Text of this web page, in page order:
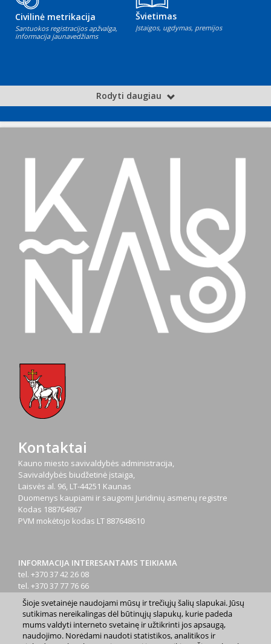
Civilinė metrikacija
Santuokos registracijos apžvalga,
informacija jaunavedžiams
Švietimas
Įstaigos, ugdymas, premijos
Rodyti daugiau
Kontaktai
Kauno miesto savivaldybės administracija,
Savivaldybės biudžetinė įstaiga,
Laisvės al. 96, LT-44251 Kaunas
Duomenys kaupiami ir saugomi Juridinių asmenų registre
Kodas 188764867
PVM mokėtojo kodas LT 887648610
INFORMACIJA INTERESANTAMS TEIKIAMA
tel. +370 37 42 26 08
tel. +370 37 77 76 66
tel. +370 660 07000
el. p.info@kaunas.lt
Šioje svetainėje naudojami mūsų ir trečiųjų šalių slapukai. Jūsų
sutikimas nereikalingas dėl būtinųjų slapukų, kurie padeda
mums valdyti interneto svetainę ir užtikrinti jos apsaugą,
naudojimo. Norėdami naudoti statistikos, analitikos ir